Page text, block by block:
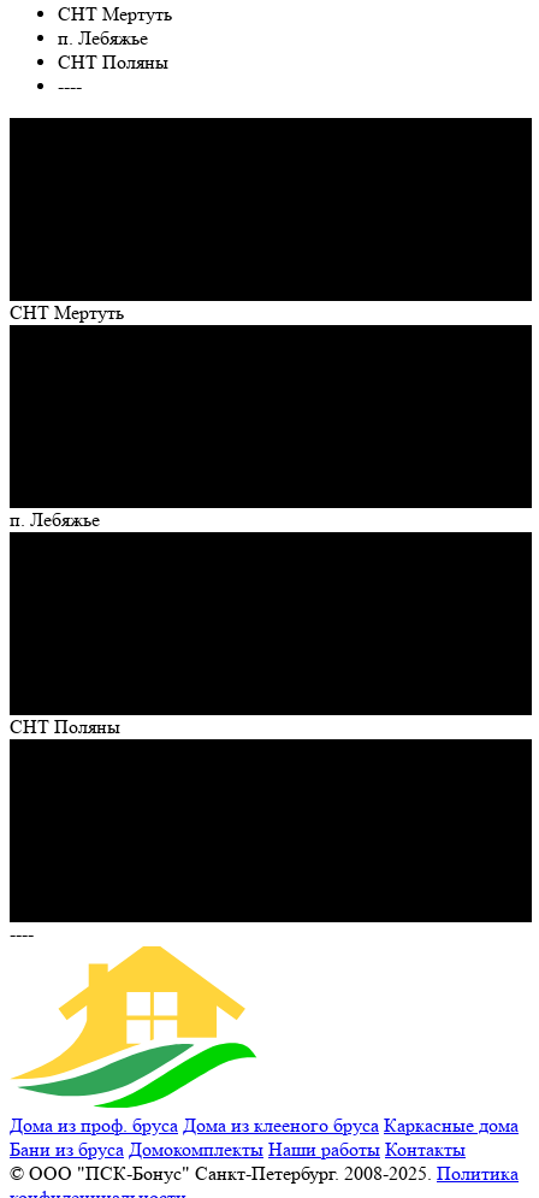
СНТ Мертуть
п. Лебяжье
СНТ Поляны
----
СНТ Мертуть
п. Лебяжье
СНТ Поляны
----
Дома из проф. бруса Дома из клееного бруса Каркасные дома
Бани из бруса Домокомплекты Наши работы Контакты
© ООО "ПСК-Бонус" Санкт-Петербург. 2008-2025. Политика